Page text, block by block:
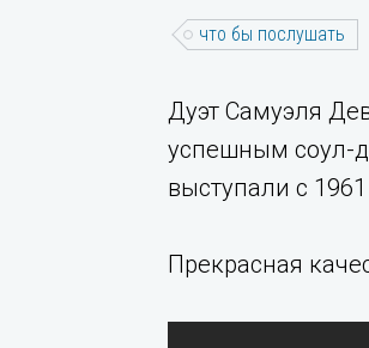
что бы послушать
Дуэт Самуэля
успешным соул-
выступали с
Прекрасная